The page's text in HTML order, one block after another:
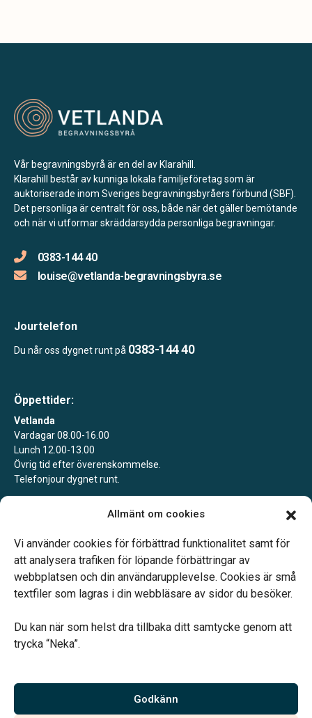
Allmänt om cookies
Vi använder cookies för förbättrad funktionalitet samt för
att analysera trafiken för löpande förbättringar av
webbplatsen och din användarupplevelse. Cookies är små
textfiler som lagras i din webbläsare av sidor du besöker.
Du kan när som helst dra tillbaka ditt samtycke genom att
trycka “Neka”.
Godkänn
Vår begravningsbyrå är en del av Klarahill.
Klarahill består av kunniga lokala familjeföretag som är
auktoriserade inom Sveriges begravningsbyråers förbund (SBF).
Det personliga är centralt för oss, både när det gäller bemötande
och när vi utformar skräddarsydda personliga begravningar.
0383-144 40
louise@vetlanda-begravningsbyra.se
Jourtelefon
Du når oss dygnet runt på 0383-144 40
Öppettider:
Vetlanda
Vardagar 08.00-16.00
Lunch 12.00-13.00
Övrig tid efter överenskommelse.
Telefonjour dygnet runt.
Jourtelefon dygnet runt.
Vårt systerbolag Verahill hjälper dig med familjejuridiken –